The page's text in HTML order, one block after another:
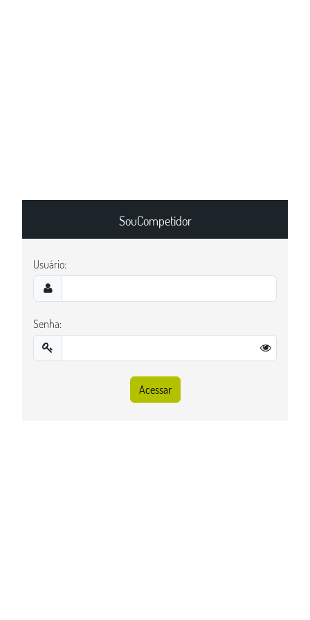
SouCompetidor
Usuário:
Senha: